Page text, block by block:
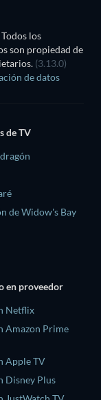
los
son propiedad de
(3.13.0)
de datos
de TV
de Widow's Bay
en proveedor
Netflix
Amazon Prime
Apple TV
Disney Plus